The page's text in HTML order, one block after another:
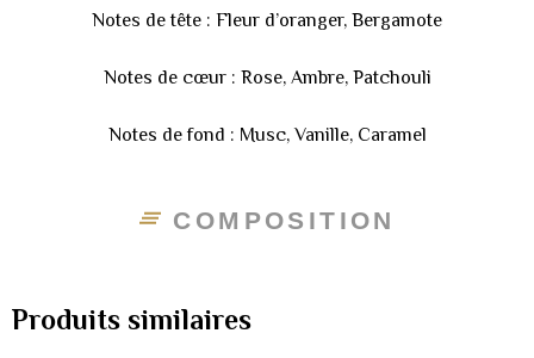
Notes de tête : Fleur d’oranger, Bergamote
Notes de cœur : Rose, Ambre, Patchouli
Notes de fond : Musc, Vanille, Caramel
COMPOSITION
Produits similaires